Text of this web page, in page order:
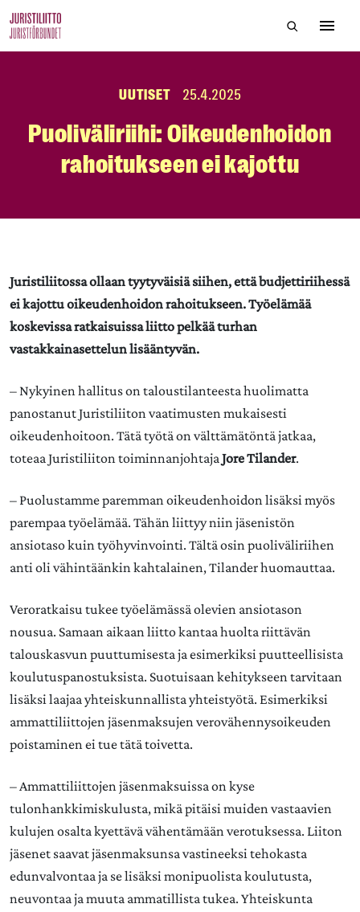
to
Hae
UUTISET 25.4.2025
Puoliväliriihi: Oikeudenhoidon
rahoitukseen ei kajottu
Juristiliitossa ollaan tyytyväisiä siihen, että budjettiriihessä
ei kajottu oikeudenhoidon rahoitukseen. Työelämää
koskevissa ratkaisuissa liitto pelkää turhan
vastakkainasettelun lisääntyvän.
– Nykyinen hallitus on taloustilanteesta huolimatta
panostanut Juristiliiton vaatimusten mukaisesti
oikeudenhoitoon. Tätä työtä on välttämätöntä jatkaa,
toteaa Juristiliiton toiminnanjohtajaJore Tilander.
– Puolustamme paremman oikeudenhoidon lisäksi myös
parempaa työelämää. Tähän liittyy niin jäsenistön
ansiotaso kuin työhyvinvointi. Tältä osin puoliväliriihen
anti oli vähintäänkin kahtalainen, Tilander huomauttaa.
Veroratkaisu tukee työelämässä olevien ansiotason
nousua. Samaan aikaan liitto kantaa huolta riittävän
talouskasvun puuttumisesta ja esimerkiksi puutteellisista
koulutuspanostuksista. Suotuisaan kehitykseen tarvitaan
lisäksi laajaa yhteiskunnallista yhteistyötä. Esimerkiksi
ammattiliittojen jäsenmaksujen verovähennysoikeuden
poistaminen ei tue tätä toivetta.
– Ammattiliittojen jäsenmaksuissa on kyse
tulonhankkimiskulusta, mikä pitäisi muiden vastaavien
kulujen osalta kyettävä vähentämään verotuksessa. Liiton
jäsenet saavat jäsenmaksunsa vastineeksi tehokasta
edunvalvontaa ja se lisäksi monipuolista koulutusta,
neuvontaa ja muuta ammatillista tukea. Yhteiskunta